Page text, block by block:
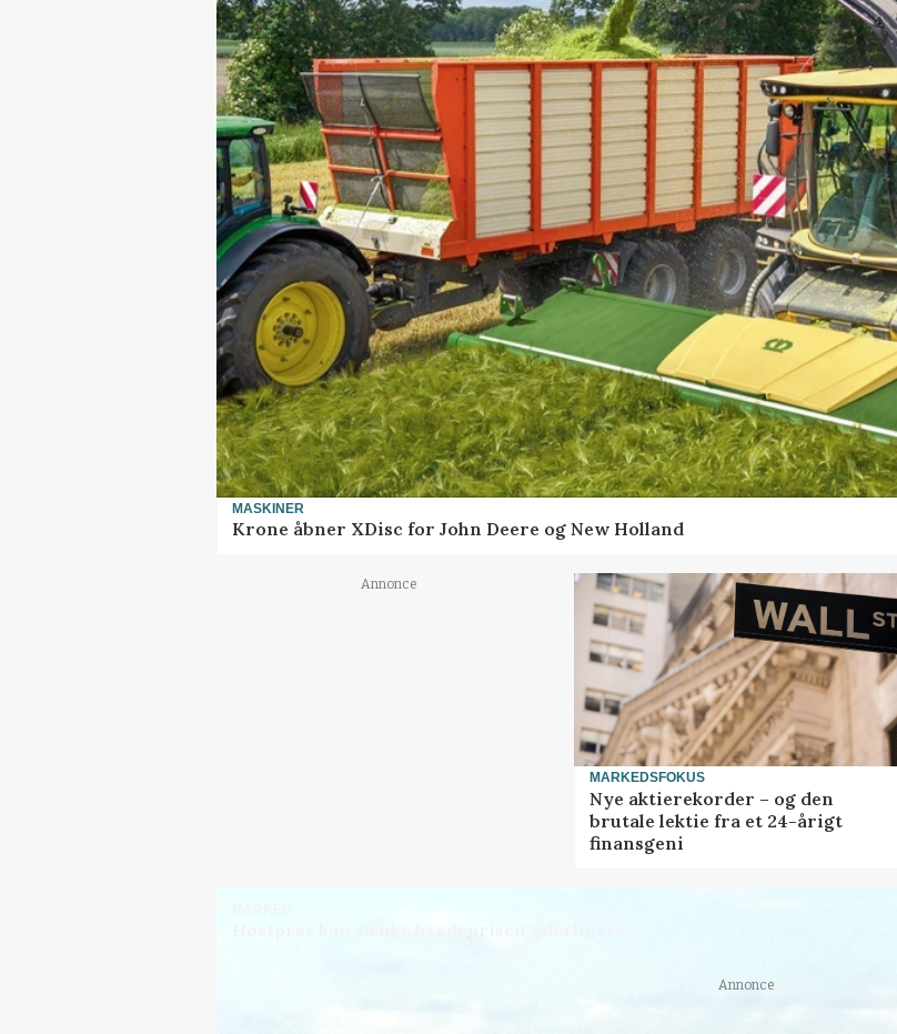
MASKINER
Krone åbner XDisc for John Deere og New Holland
Annonce
MARKEDSFOKUS
Nye aktierekorder – og den
brutale lektie fra et 24-årigt
finansgeni
Annonce